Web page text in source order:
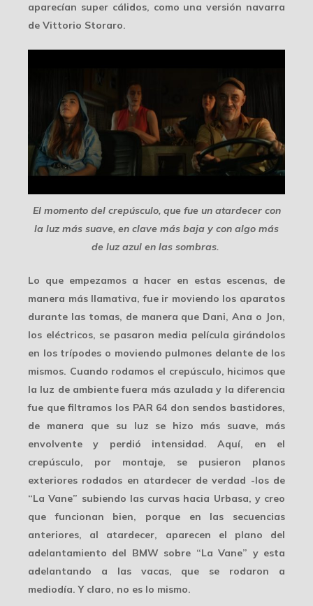
aparecían super cálidos, como una versión navarra
de Vittorio Storaro.
El momento del crepúsculo, que fue un atardecer con
la luz más suave, en clave más baja y con algo más
de luz azul en las sombras.
Lo que empezamos a hacer en estas escenas, de
manera más llamativa, fue ir moviendo los aparatos
durante las tomas, de manera que Dani, Ana o Jon,
los eléctricos, se pasaron media película girándolos
en los trípodes o moviendo pulmones delante de los
mismos. Cuando rodamos el crepúsculo, hicimos que
la luz de ambiente fuera más azulada y la diferencia
fue que filtramos los PAR 64 don sendos bastidores,
de manera que su luz se hizo más suave, más
envolvente y perdió intensidad. Aquí, en el
crepúsculo, por montaje, se pusieron planos
exteriores rodados en atardecer de verdad -los de
“La Vane” subiendo las curvas hacia Urbasa, y creo
que funcionan bien, porque en las secuencias
anteriores, al atardecer, aparecen el plano del
adelantamiento del BMW sobre “La Vane” y esta
adelantando a las vacas, que se rodaron a
mediodía. Y claro, no es lo mismo.